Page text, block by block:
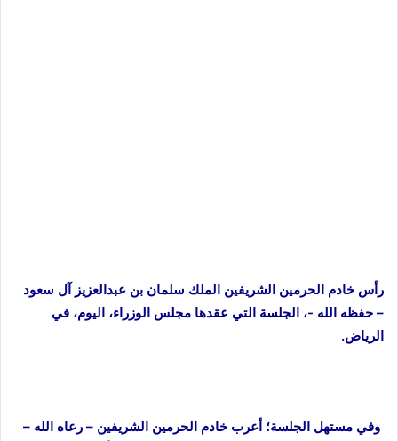
رأس خادم الحرمين الشريفين الملك سلمان بن عبدالعزيز آل سعود
– حفظه الله -، الجلسة التي عقدها مجلس الوزراء، اليوم، في
الرياض.
وفي مستهل الجلسة؛ أعرب خادم الحرمين الشريفين – رعاه الله –